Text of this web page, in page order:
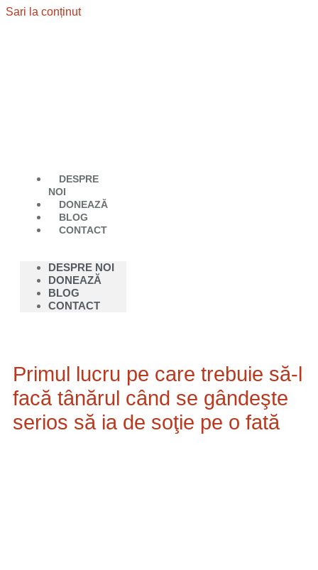
Sari la conținut
DESPRE
NOI
DONEAZĂ
BLOG
CONTACT
DESPRE NOI
DONEAZĂ
BLOG
CONTACT
Primul lucru pe care trebuie să-l
facă tânărul când se gândeşte
serios să ia de soţie pe o fată